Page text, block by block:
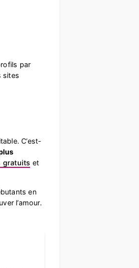
par
sites
C’est-
gratuits et
en
l’amour.